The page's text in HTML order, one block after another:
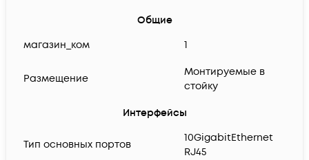
Общие
магазин_ком
1
Размещение
Монтируемые в
стойку
Интерфейсы
Тип основных портов
10GigabitEthernet
RJ45